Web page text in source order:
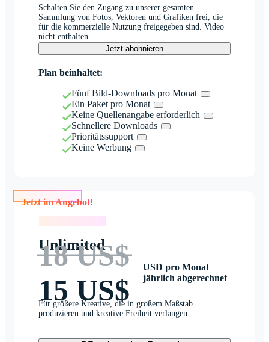
Schalten Sie den Zugang zu unserer gesamten
Sammlung von Fotos, Vektoren und Grafiken frei, die
für die kommerzielle Nutzung freigegeben sind. Video
nicht enthalten.
Jetzt abonnieren
Plan beinhaltet:
Fünf Bild-Downloads pro Monat
Ein Paket pro Monat
Keine Quellenangabe erforderlich
Schnellere Downloads
Prioritätssupport
Keine Werbung
Jetzt im Angebot!
Unlimited
18 US$
15 US$
USD pro Monat
jährlich abgerechnet
Für größere Kreative, die in großem Maßstab
produzieren und kreative Freiheit verlangen